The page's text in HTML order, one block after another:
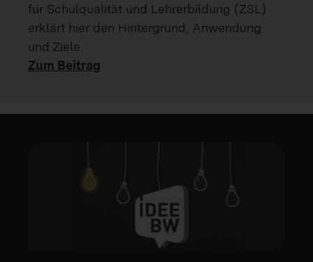
für Schulqualität und Lehrerbildung (ZSL)
erklärt hier den Hintergrund, Anwendung
und Ziele.
Zum Beitrag